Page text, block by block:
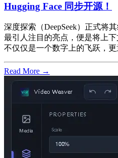
Hugging Face 同步开源！
深度探索（DeepSeek）正式将
最引人注目的亮点，便是将上
不仅仅是一个数字上的飞跃，
Read More →